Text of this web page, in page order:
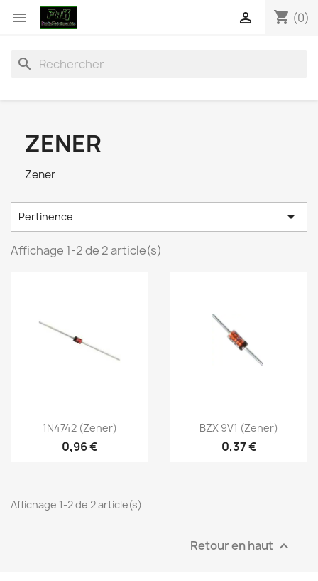
 shopping_cart (0)

search
ZENER
Zener
Pertinence 
Affichage 1-2 de 2 article(s)
1N4742 (Zener)
0,96 €
BZX 9V1 (Zener)
0,37 €
Affichage 1-2 de 2 article(s)
Retour en haut 